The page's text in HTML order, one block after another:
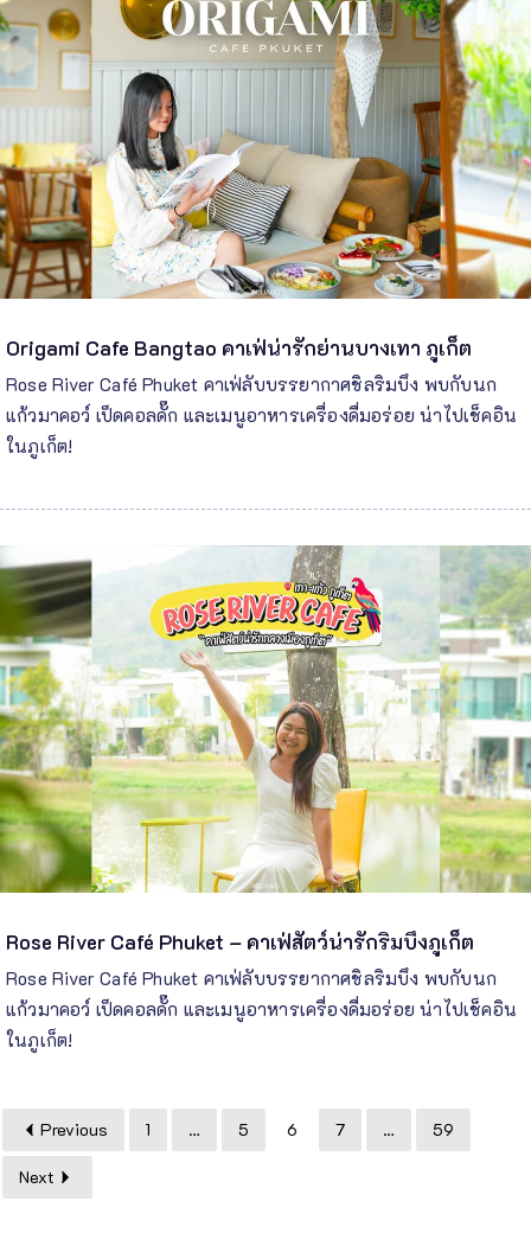
Origami Cafe Bangtao คาเฟ่น่ารักย่านบางเทา ภูเก็ต
Rose River Café Phuket คาเฟ่ลับบรรยากาศชิลริมบึง พบกับนก
แก้วมาคอว์ เป็ดคอลดั๊ก และเมนูอาหารเครื่องดื่มอร่อย น่าไปเช็คอิน
ในภูเก็ต!
Rose River Café Phuket – คาเฟ่สัตว์น่ารักริมบึงภูเก็ต
Rose River Café Phuket คาเฟ่ลับบรรยากาศชิลริมบึง พบกับนก
แก้วมาคอว์ เป็ดคอลดั๊ก และเมนูอาหารเครื่องดื่มอร่อย น่าไปเช็คอิน
ในภูเก็ต!
Previous 1 … 5 6 7 … 59
Next